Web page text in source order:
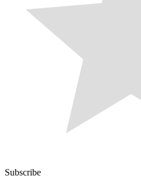
Subscribe